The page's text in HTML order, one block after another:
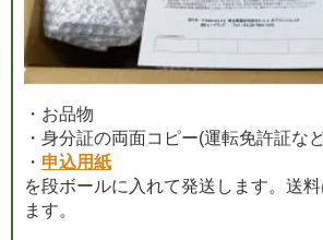
・お品物
・身分証の両面コピー(運転免許証な
・ 申込用紙
を段ボールに入れて発送します。送
ます。